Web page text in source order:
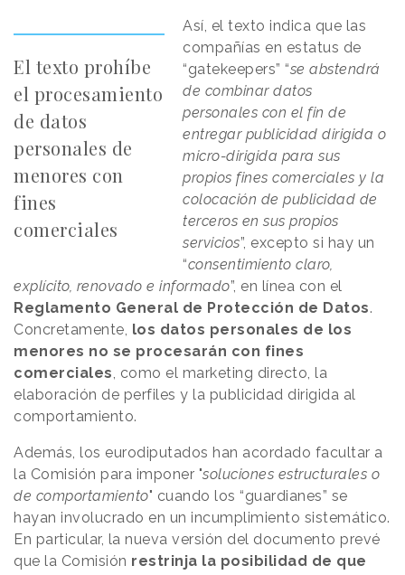
El texto prohíbe
el procesamiento
de datos
personales de
menores con
fines
comerciales
Así, el texto indica que las
compañías en estatus de
“gatekeepers” “se abstendrá
de combinar datos
personales con el fin de
entregar publicidad dirigida o
micro-dirigida para sus
propios fines comerciales y la
colocación de publicidad de
terceros en sus propios
servicios”, excepto si hay un
“consentimiento claro,
explícito, renovado e informado”, en línea con el
Reglamento General de Protección de Datos.
Concretamente, los datos personales de los
menores no se procesarán con fines
comerciales, como el marketing directo, la
elaboración de perfiles y la publicidad dirigida al
comportamiento.
Además, los eurodiputados han acordado facultar a
la Comisión para imponer "soluciones estructurales o
de comportamiento" cuando los “guardianes” se
hayan involucrado en un incumplimiento sistemático.
En particular, la nueva versión del documento prevé
que la Comisión restrinja la posibilidad de que